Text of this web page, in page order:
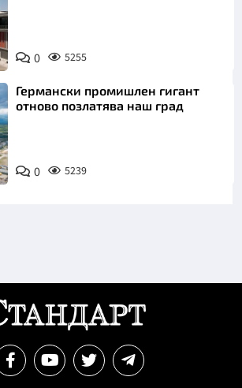
0 5255
Германски промишлен гигант
отново позлатява наш град
0 5239